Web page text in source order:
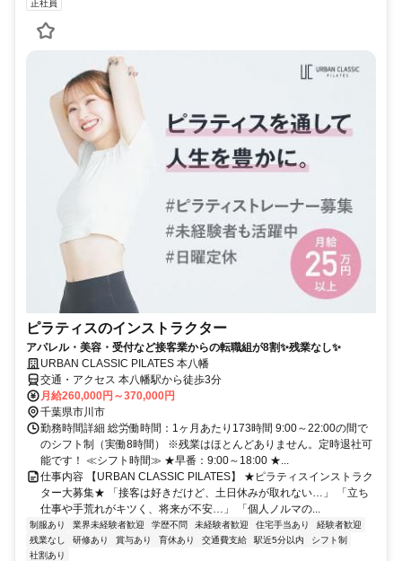
正社員
ピラティスのインストラクター
アパレル・美容・受付など接客業からの転職組が8割✨残業なし✨
URBAN CLASSIC PILATES 本八幡
交通・アクセス 本八幡駅から徒歩3分
月給260,000円～370,000円
千葉県市川市
勤務時間詳細 総労働時間：1ヶ月あたり173時間 9:00～22:00の間で
のシフト制（実働8時間） ※残業はほとんどありません。定時退社可
能です！ ≪シフト時間≫ ★早番：9:00～18:00 ★...
仕事内容 【URBAN CLASSIC PILATES】 ★ピラティスインストラク
ター大募集★ 「接客は好きだけど、土日休みが取れない…」 「立ち
仕事や手荒れがキツく、将来が不安…」 「個人ノルマの...
制服あり 業界未経験者歓迎 学歴不問 未経験者歓迎 住宅手当あり
経験者歓迎
残業なし
研修あり 賞与あり 育休あり 交通費支給 駅近5分以内
シフト制
社割あり